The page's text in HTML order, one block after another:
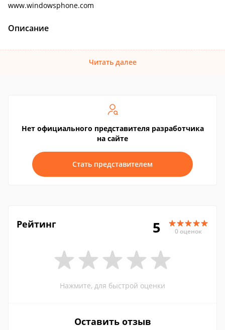
www.windowsphone.com
Описание
Читать далее
Нет официального представителя разработчика
на сайте
Стать представителем
Рейтинг 5 0 оценок
Нажмите, для быстрой оценки
Оставить отзыв